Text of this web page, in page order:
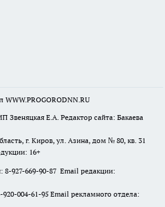
WWW.PROGORODNN.RU
Звеняцкая Е.А. Редактор сайта: Бакаева
г. Киров, ул. Азина, дом № 80, кв. 31
16+
8-927-669-90-87 Email редакции:
004-61-95 Email рекламного отдела: